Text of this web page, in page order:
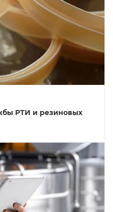
РТИ и резиновых